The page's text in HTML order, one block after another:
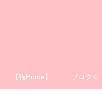
【猫Home】 ブログ☆